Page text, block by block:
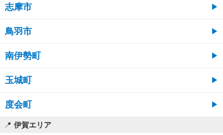
志摩市
鳥羽市
南伊勢町
玉城町
度会町
伊賀エリア